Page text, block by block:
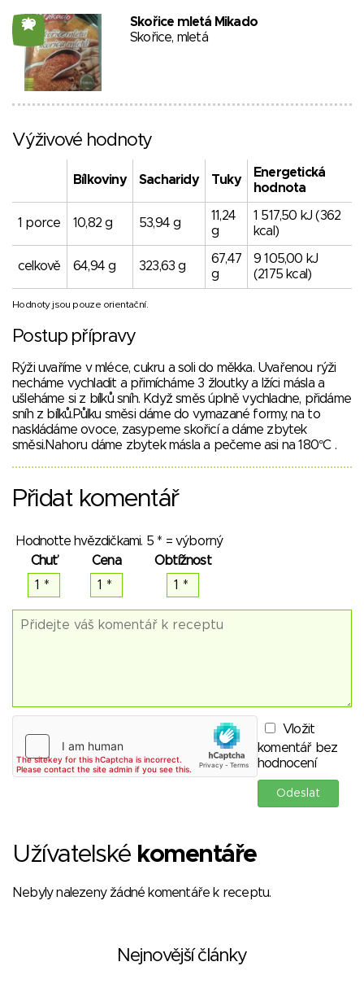
20
Skořice mletá Mikado
Skořice, mletá
Výživové hodnoty
Bílkoviny Sacharidy Tuky
Energetická
hodnota
1 porce 10,82 g 53,94 g
11,24
g
1 517,50 kJ (362
kcal)
celkově 64,94 g 323,63 g
67,47
g
9 105,00 kJ
(2175 kcal)
Hodnoty jsou pouze orientační.
Postup přípravy
Rýži uvaříme v mléce, cukru a soli do měkka. Uvařenou rýži
necháme vychladit a přimícháme 3 žloutky a lžíci másla a
ušleháme si z bílků sníh. Když směs úplně vychladne, přidáme
sníh z bílků.Půlku směsi dáme do vymazané formy, na to
naskládáme ovoce, zasypeme skořicí a dáme zbytek
směsi.Nahoru dáme zbytek másla a pečeme asi na 180°C .
Přidat komentář
Hodnoťte hvězdičkami. 5 * = výborný
Chuť
Cena Obtížnost
Vložit
komentář bez
hodnocení
Užívatelské komentáře
Nebyly nalezeny žádné komentáře k receptu.
Nejnovější články